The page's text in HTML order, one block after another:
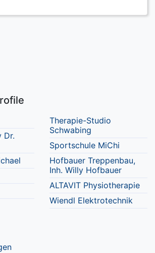
Dr.
Therapie-Studio
Schwabing
Sportschule MiChi
Hofbauer Treppenbau,
Inh. Willy Hofbauer
ALTAVIT Physiotherapie
Wiendl Elektrotechnik